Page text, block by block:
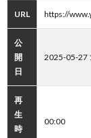
URL https://
公
開
日
2025-05-27
再
生
時
00:00